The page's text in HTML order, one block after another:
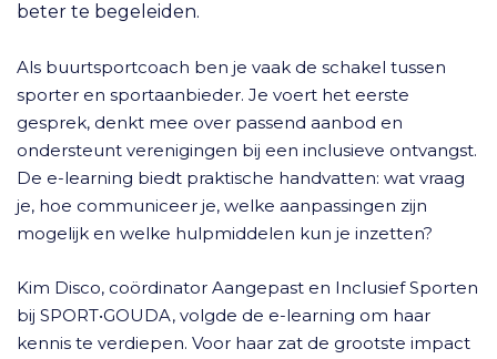
beter te begeleiden.
Als buurtsportcoach ben je vaak de schakel tussen
sporter en sportaanbieder. Je voert het eerste
gesprek, denkt mee over passend aanbod en
ondersteunt verenigingen bij een inclusieve ontvangst.
De e-learning biedt praktische handvatten: wat vraag
je, hoe communiceer je, welke aanpassingen zijn
mogelijk en welke hulpmiddelen kun je inzetten?
Kim Disco, coördinator Aangepast en Inclusief Sporten
bij SPORT•GOUDA, volgde de e-learning om haar
kennis te verdiepen. Voor haar zat de grootste impact